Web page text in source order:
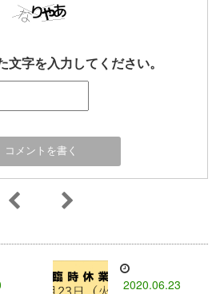
文字を入力してください。
2020.06.23